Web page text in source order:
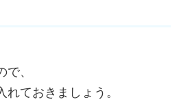
、
ておきましょう。